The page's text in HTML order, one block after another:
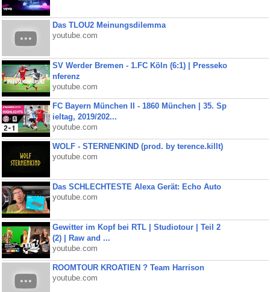
Das TLOU2 Meinungsdilemma
youtube.com
SV Werder Bremen - 1.FC Köln (6:1) | Presseko
nferenz
youtube.com
FC Bayern München II - 1860 München | 35. Sp
ieltag, 2019/202...
youtube.com
WOLF - STERNENKIND (prod. by terence.killt)
youtube.com
Das SCHLECHTESTE Alexa Gerät: Echo Auto
youtube.com
Gewitter im Kopf bei RTL | Studiotour | Teil 2
(2) | Raw and ...
youtube.com
ROOMTOUR KROATIEN ? Team Harrison
youtube.com